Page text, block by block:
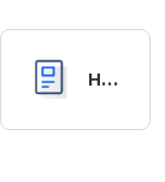
Häufig
Fragen